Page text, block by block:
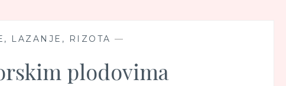
LAZANJE, RIZOTA —
plodovima